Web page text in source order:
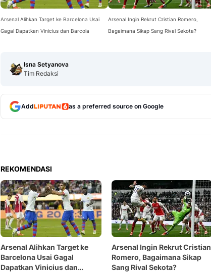
Arsenal Alihkan Target ke Barcelona Usai
Gagal Dapatkan Vinicius dan Barcola
Arsenal Ingin Rekrut Cristian Romero,
Bagaimana Sikap Sang Rival Sekota?
Isna Setyanova
Tim Redaksi
Add as a preferred source on Google
REKOMENDASI
Arsenal Alihkan Target ke
Barcelona Usai Gagal
Dapatkan Vinicius dan
Arsenal Ingin Rekrut Cristian
Romero, Bagaimana Sikap
Sang Rival Sekota?